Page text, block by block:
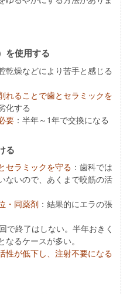
を使用する
乾燥などにより苦手と感じる
れることで歯とセラミックを
化する
要 ：半年～1年で交換になる
る
セラミックを守る ：歯科では
ないので、あくまで咬筋の活
・同薬剤 ：結果的にエラの張
で終了はしない。半年おきく
るケースが多い。
性が低下し、注射不要になる